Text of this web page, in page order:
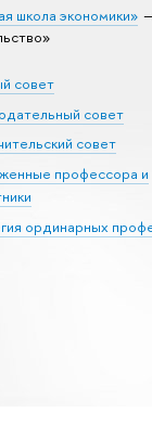
школа экономики»
совет
совет
совет
профессора и
ординарных